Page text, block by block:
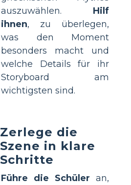
auszuwählen. Hilf
ihnen, zu überlegen,
was den Moment
besonders macht und
welche Details für ihr
Storyboard am
wichtigsten sind.
Zerlege die
Szene in klare
Schritte
Führe die Schüler an,